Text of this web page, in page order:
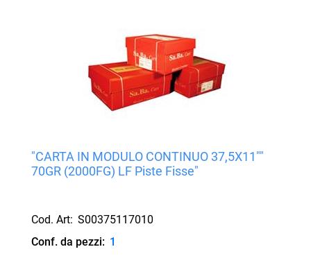
"CARTA IN MODULO CONTINUO 37,5X11""
70GR (2000FG) LF Piste Fisse"
Cod. Art: S00375117010
Conf. da pezzi: 1